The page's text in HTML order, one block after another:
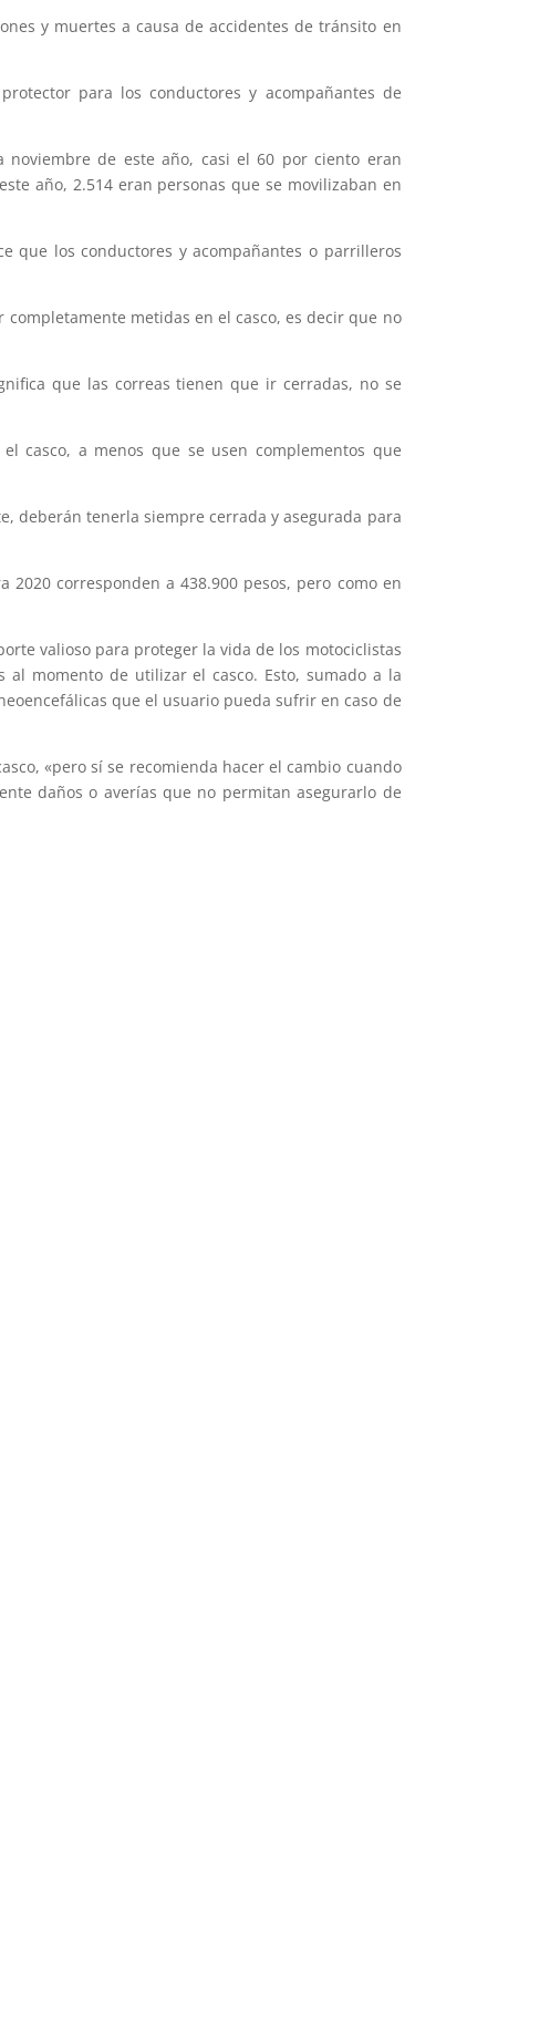
y muertes a causa de accidentes de tránsito en
para los conductores y acompañantes de
noviembre de este año, casi el 60 por ciento eran
año, 2.514 eran personas que se movilizaban en
que los conductores y acompañantes o parrilleros
metidas en el casco, es decir que no
que las correas tienen que ir cerradas, no se
casco, a menos que se usen complementos que
deberán tenerla siempre cerrada y asegurada para
corresponden a 438.900 pesos, pero como en
valioso para proteger la vida de los motociclistas
al momento de utilizar el casco. Esto, sumado a la
que el usuario pueda sufrir en caso de
«pero sí se recomienda hacer el cambio cuando
daños o averías que no permitan asegurarlo de